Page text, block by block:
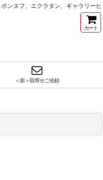
、エクラタン、ギャラリービスコ
カート
＜新＞取寄せご依頼